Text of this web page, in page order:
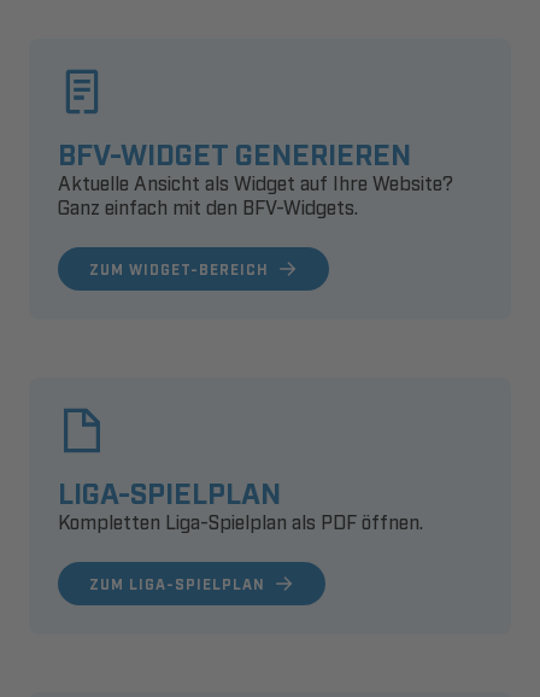
BFV-WIDGET GENERIEREN
Aktuelle Ansicht als Widget auf Ihre Website?
Ganz einfach mit den BFV-Widgets.
ZUM WIDGET-BEREICH
LIGA-SPIELPLAN
Kompletten Liga-Spielplan als PDF öffnen.
ZUM LIGA-SPIELPLAN